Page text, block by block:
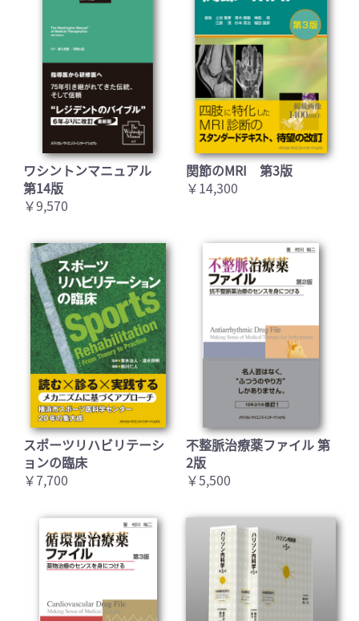
ワシントンマニュアル
第14版
￥9,570
関節のMRI 第3版
￥14,300
スポーツリハビリテーシ
ョンの臨床
￥7,700
不整脈治療薬ファイル 第
2版
￥5,500